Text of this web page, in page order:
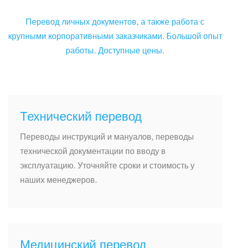
Перевод личных документов, а также работа с
крупными корпоративными заказчиками. Большой опыт
работы. Доступные цены.
Технический перевод
Переводы инструкций и мануалов, переводы
технической документации по вводу в
эксплуатацию. Уточняйте сроки и стоимость у
наших менеджеров.
Медицинский перевод